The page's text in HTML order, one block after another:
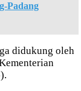
Padang
didukung oleh